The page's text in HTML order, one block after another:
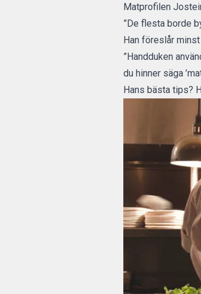
Matprofilen
”De flesta borde
Han föreslår
”Handduken
du hinner säga
Hans bästa tips?